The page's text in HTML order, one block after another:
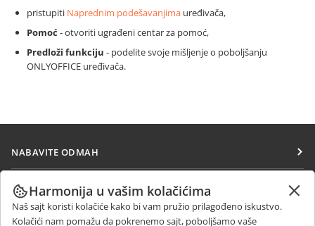
pristupiti Naprednim podešavanjima uređivača,
Pomoć - otvoriti ugrađeni centar za pomoć,
Predloži funkciju - podelite svoje mišljenje o poboljšanju
ONLYOFFICE uređivača.
NABAVITE ODMAH
Docs
DocSpace
Workspace
SARAĐUJTE
Za doprinosioce
PRIMAJTE VESTI
Harmonija u vašim kolačićima
Naš sajt koristi kolačiće kako bi vam pružio prilagođeno iskustvo.
Kolačići nam pomažu da pokrenemo sajt, poboljšamo vaše